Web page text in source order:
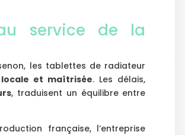
service de la
les tablettes de radiateur
et maîtrisée. Les délais,
, traduisent un équilibre entre
française, l’entreprise